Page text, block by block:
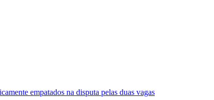
empatados na disputa pelas duas vagas